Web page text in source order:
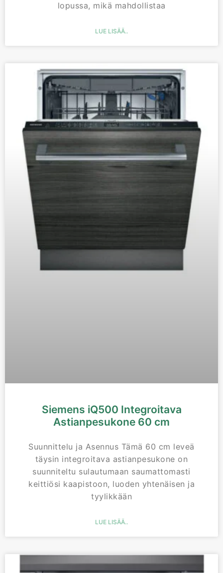
lopussa, mikä mahdollistaa
LUE LISÄÄ..
Siemens iQ500 Integroitava
Astianpesukone 60 cm
Suunnittelu ja Asennus Tämä 60 cm leveä
täysin integroitava astianpesukone on
suunniteltu sulautumaan saumattomasti
keittiösi kaapistoon, luoden yhtenäisen ja
tyylikkään
LUE LISÄÄ..